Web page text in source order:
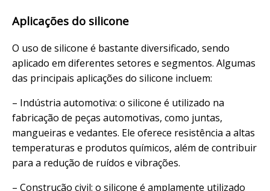
Aplicações do silicone
O uso de silicone é bastante diversificado, sendo
aplicado em diferentes setores e segmentos. Algumas
das principais aplicações do silicone incluem:
– Indústria automotiva: o silicone é utilizado na
fabricação de peças automotivas, como juntas,
mangueiras e vedantes. Ele oferece resistência a altas
temperaturas e produtos químicos, além de contribuir
para a redução de ruídos e vibrações.
– Construção civil: o silicone é amplamente utilizado